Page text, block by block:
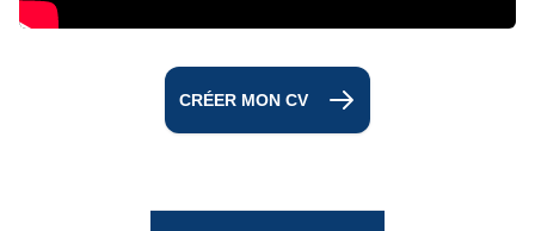
CRÉER MON CV